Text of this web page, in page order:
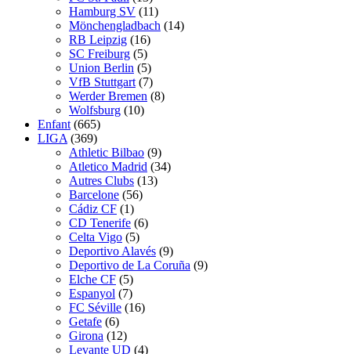
Hamburg SV (11)
Mönchengladbach (14)
RB Leipzig (16)
SC Freiburg (5)
Union Berlin (5)
VfB Stuttgart (7)
Werder Bremen (8)
Wolfsburg (10)
Enfant (665)
LIGA (369)
Athletic Bilbao (9)
Atletico Madrid (34)
Autres Clubs (13)
Barcelone (56)
Cádiz CF (1)
CD Tenerife (6)
Celta Vigo (5)
Deportivo Alavés (9)
Deportivo de La Coruña (9)
Elche CF (5)
Espanyol (7)
FC Séville (16)
Getafe (6)
Girona (12)
Levante UD (4)